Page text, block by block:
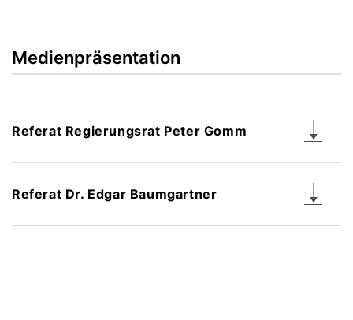
Medienpräsentation
Referat Regierungsrat Peter Gomm
Referat Dr. Edgar Baumgartner